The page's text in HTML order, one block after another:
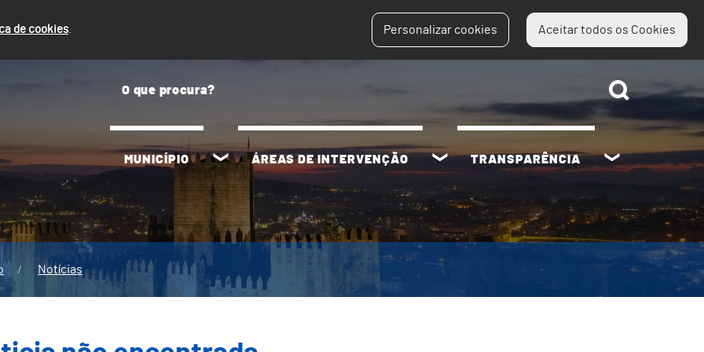
de cookies. Personalizar cookies Aceitar todos os Cookies
MUNICÍPIO ÁREAS DE INTERVENÇÃO TRANSPARÊNCIA
Notícias